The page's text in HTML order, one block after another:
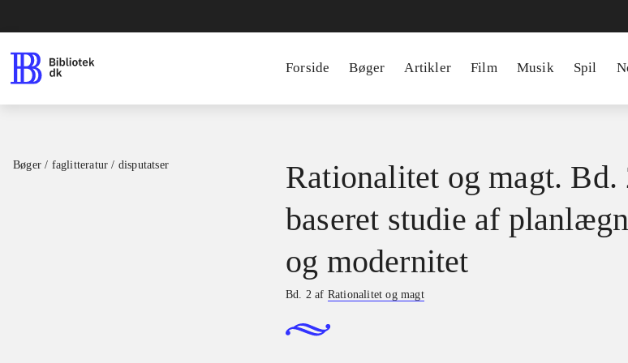
Forside Bøger Artikler Film Musik Spil
Bøger / faglitteratur / disputatser
Rationalitet og magt. Bd.
baseret studie af
og modernitet
Bd. 2 af Rationalitet og magt